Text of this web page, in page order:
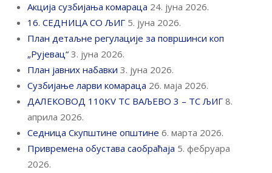
Акција сузбијања комараца 24. јуна 2026.
16. СЕДНИЦА СО ЉИГ 5. јуна 2026.
План детаљне регулације за површинси коп
„Рујевац“ 3. јуна 2026.
План јавних набавки 3. јуна 2026.
Сузбијање ларви комараца 26. маја 2026.
ДАЛЕКОВОД 110KV ТС ВАЉЕВО 3 – ТС ЉИГ 8.
априла 2026.
Седница Скупштине општине 6. марта 2026.
Привремена обустава саобраћаја 5. фебруара
2026.